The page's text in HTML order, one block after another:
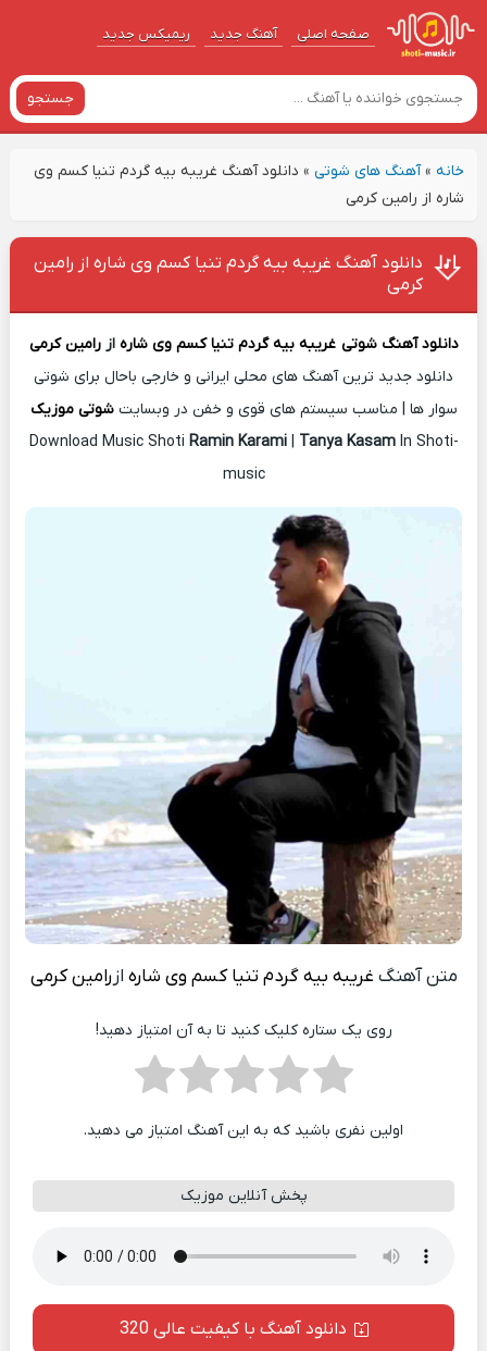
صفحه اصلی آهنگ‌ جدید ریمیکس جدید
جستجو
خانه»آهنگ های شوتی» دانلود آهنگ غریبه بیه گردم تنیا کسم وی
شاره از رامین کرمی
دانلود آهنگ غریبه بیه گردم تنیا کسم وی شاره از رامین
کرمی
دانلود آهنگ شوتی غریبه بیه گردم تنیا کسم وی شاره ازرامین کرمی
دانلود جدید ترین آهنگ های محلی ایرانی و خارجی باحال برای شوتی
سوار ها | مناسب سیستم های قوی و خفن در وبسایتشوتی موزیک
Download Music Shoti Ramin Karami| Tanya KasamIn Shoti-
music
متن آهنگ غریبه بیه گردم تنیا کسم وی شاره از رامین کرمی
روی یک ستاره کلیک کنید تا به آن امتیاز دهید!
اولین نفری باشید که به این آهنگ امتیاز می دهید.
پخش آنلاین موزیک
دانلود آهنگ با کیفیت عالی 320